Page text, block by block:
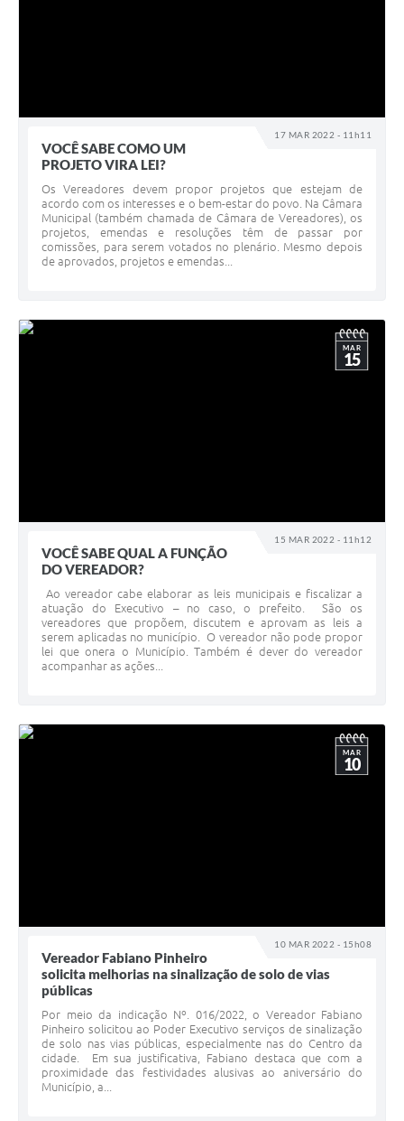
17 MAR 2022 - 11h11
VOCÊ SABE COMO UM
PROJETO VIRA LEI?
Os Vereadores devem propor projetos que estejam de
acordo com os interesses e o bem-estar do povo. Na Câmara
Municipal (também chamada de Câmara de Vereadores), os
projetos, emendas e resoluções têm de passar por
comissões, para serem votados no plenário. Mesmo depois
de aprovados, projetos e emendas...
15 MAR 2022 - 11h12
MAR
15
VOCÊ SABE QUAL A FUNÇÃO
DO VEREADOR?
️Ao vereador cabe elaborar as leis municipais e fiscalizar a
atuação do Executivo – no caso, o prefeito. São os
vereadores que propõem, discutem e aprovam as leis a
serem aplicadas no município. O vereador não pode propor
lei que onera o Município. Também é dever do vereador
acompanhar as ações...
10 MAR 2022 - 15h08
MAR
10
Vereador Fabiano Pinheiro
solicita melhorias na sinalização de solo de vias
públicas
Por meio da indicação Nº. 016/2022, o Vereador Fabiano
Pinheiro solicitou ao Poder Executivo serviços de sinalização
de solo nas vias públicas, especialmente nas do Centro da
cidade. Em sua justificativa, Fabiano destaca que com a
proximidade das festividades alusivas ao aniversário do
Município, a...